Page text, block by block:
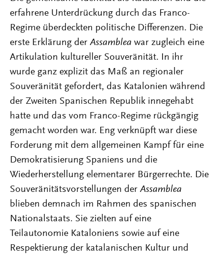
erfahrene Unterdrückung durch das Franco-
Regime überdeckten politische Differenzen. Die
erste Erklärung der Assamblea war zugleich eine
Artikulation kultureller Souveränität. In ihr
wurde ganz explizit das Maß an regionaler
Souveränität gefordert, das Katalonien während
der Zweiten Spanischen Republik innegehabt
hatte und das vom Franco-Regime rückgängig
gemacht worden war. Eng verknüpft war diese
Forderung mit dem allgemeinen Kampf für eine
Demokratisierung Spaniens und die
Wiederherstellung elementarer Bürgerrechte. Die
Souveränitätsvorstellungen der Assamblea
blieben demnach im Rahmen des spanischen
Nationalstaats. Sie zielten auf eine
Teilautonomie Kataloniens sowie auf eine
Respektierung der katalanischen Kultur und